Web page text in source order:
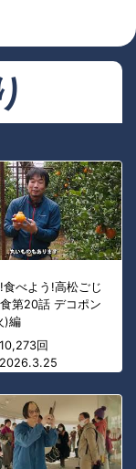
食べよう!高松ごじ
第20話 デコポン
)編
回